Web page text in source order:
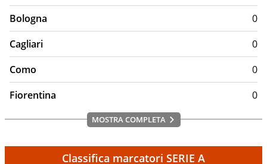
Bologna
0
Cagliari
0
Como
0
Fiorentina
0
MOSTRA COMPLETA
Classifica marcatori SERIE A